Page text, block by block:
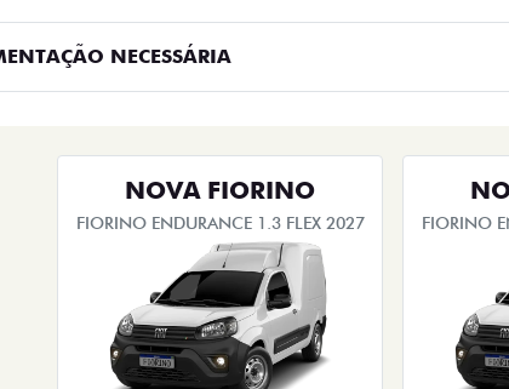
NECESSÁRIA
NOVA FIORINO
FIORINO ENDURANCE 1.3 FLEX 2027 FIORINO